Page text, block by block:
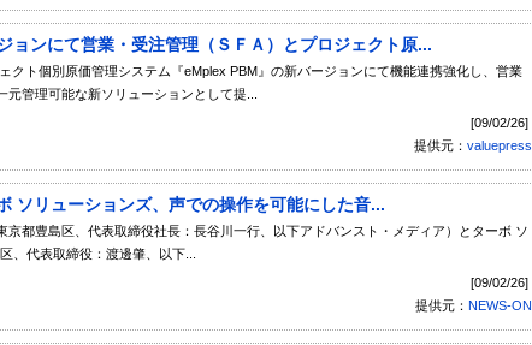
ョンにて営業・受注管理（ＳＦＡ）とプロジェクト原...
クト個別原価管理システム『eMplex PBM』の新バージョンにて機能連携強化し、営業
管理可能な新ソリューションとして提...
[09/02/26]
提供元： valuepress
ソリューションズ、声での操作を可能にした音...
都豊島区、代表取締役社長：長谷川一行、以下アドバンスト・メディア）とターボ ソ
、代表取締役：渡邊肇、以下...
[09/02/26]
提供元： NEWS-ON